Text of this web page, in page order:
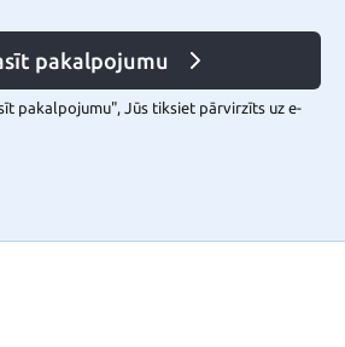
pakalpojumu
pakalpojumu", Jūs tiksiet pārvirzīts uz e-